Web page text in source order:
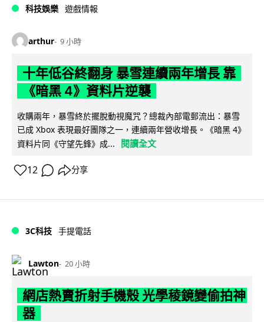
科技娛樂 遊戲情報
arthur 9 小時
十年低谷終翻身 暴雪連續兩年增長 靠
《暗黑 4》資料片逆襲
收購兩年，暴雪終於擺脫動視魔咒？總裁內部電郵流出：暴雪
已成 Xbox 表現最好團隊之一，連續兩年營收增長。《暗黑 4》
資料片同《守望先鋒》成...
閱讀全文
12 分享
3C科技 手提電話
Lawton 20 小時
網店熱賣折射手機殼 光學稜鏡變偷拍神
器